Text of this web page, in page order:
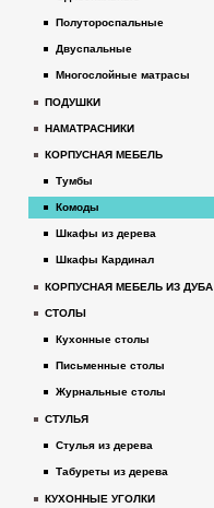
Полутороспальные
Двуспальные
Многослойные матрасы
ПОДУШКИ
НАМАТРАСНИКИ
КОРПУСНАЯ МЕБЕЛЬ
Тумбы
Комоды
Шкафы из дерева
Шкафы Кардинал
КОРПУСНАЯ МЕБЕЛЬ ИЗ ДУБА
СТОЛЫ
Кухонные столы
Письменные столы
Журнальные столы
СТУЛЬЯ
Стулья из дерева
Табуреты из дерева
КУХОННЫЕ УГОЛКИ